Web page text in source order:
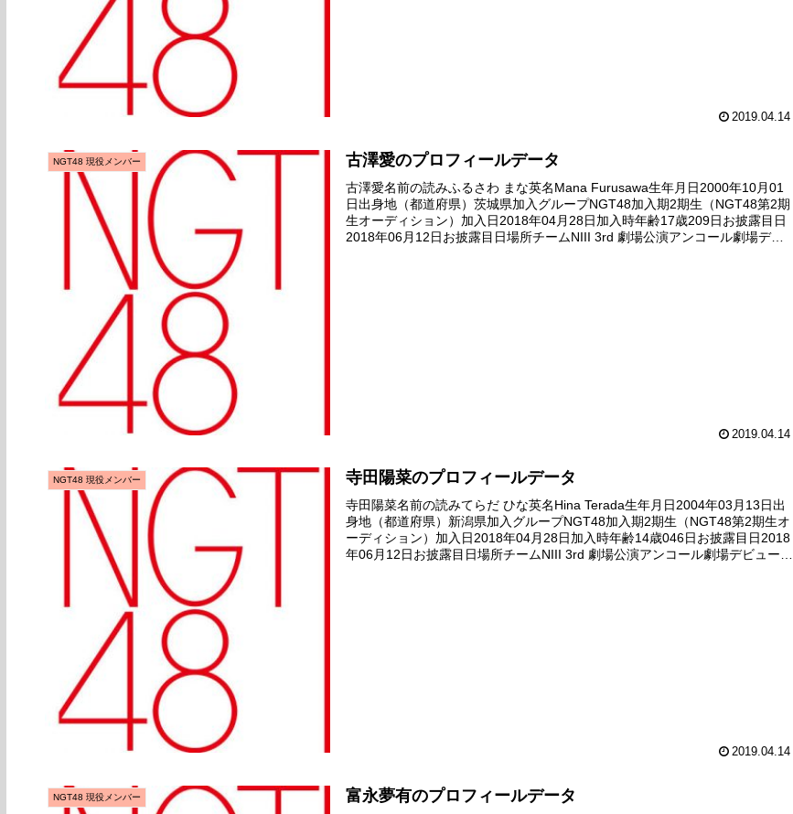
2019.04.14
NGT48 現役メンバー 古澤愛のプロフィールデータ
古澤愛名前の読みふるさわ まな英名Mana Furusawa生年月日2000年10月01
日出身地（都道府県）茨城県加入グループNGT48加入期2期生（NGT48第2期
生オーディション）加入日2018年04月28日加入時年齢17歳209日お披露目日
2018年06月12日お披露目日場所チームNIII 3rd 劇場公演アンコール劇場デビ
2019.04.14
NGT48 現役メンバー 寺田陽菜のプロフィールデータ
寺田陽菜名前の読みてらだ ひな英名Hina Terada生年月日2004年03月13日出
身地（都道府県）新潟県加入グループNGT48加入期2期生（NGT48第2期生オ
ーディション）加入日2018年04月28日加入時年齢14歳046日お披露目日2018
年06月12日お披露目日場所チームNIII 3rd 劇場公演アンコール劇場デビュー日
2019.04.14
NGT48 現役メンバー 富永夢有のプロフィールデータ